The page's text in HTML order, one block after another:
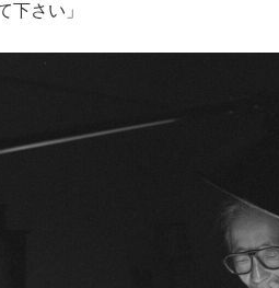
下さい」